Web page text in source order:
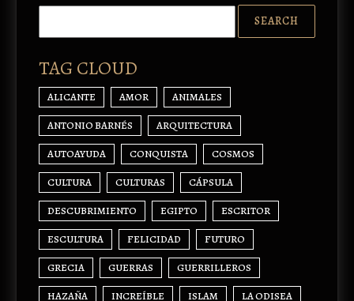
TAG CLOUD
ALICANTE AMOR ANIMALES
ANTONIO BARNÉS ARQUITECTURA
AUTOAYUDA CONQUISTA COSMOS
CULTURA CULTURAS CÁPSULA
DESCUBRIMIENTO EGIPTO ESCRITOR
ESCULTURA FELICIDAD FUTURO
GRECIA GUERRAS GUERRILLEROS
HAZAÑA INCREÍBLE ISLAM LA ODISEA